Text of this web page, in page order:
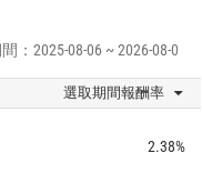
：2025-08-06 ~ 2026-08-06
選取期間報酬率
2.38%